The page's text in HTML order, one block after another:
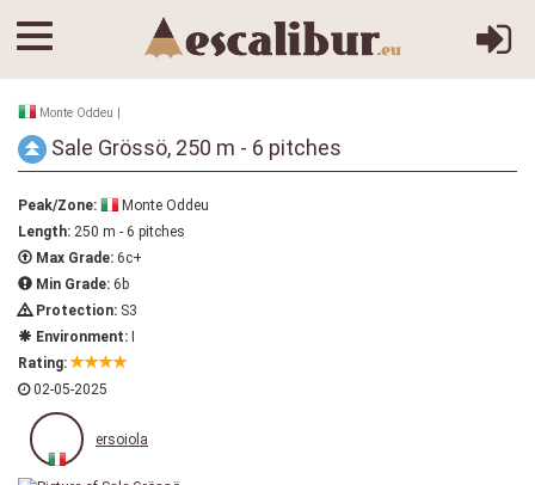
Monte Oddeu |
Sale Grössö, 250 m - 6 pitches
Peak/Zone:
Monte Oddeu
Length: 250 m - 6 pitches
Max Grade: 6c+
Min Grade: 6b
Protection: S3
Environment:
Rating:
02-05-2025
ersoiola